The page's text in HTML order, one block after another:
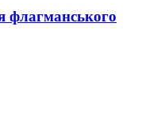
флагманського